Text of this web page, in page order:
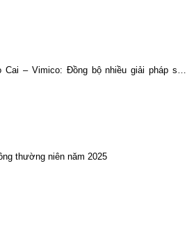
Cai – Vimico: Đồng bộ nhiều giải pháp sản
thường niên năm 2025